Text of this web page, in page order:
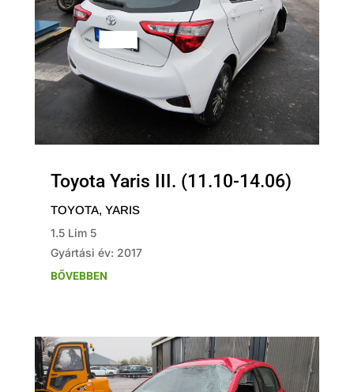
Toyota Yaris III. (11.10-14.06)
TOYOTA, YARIS
1.5 Lim 5
Gyártási év: 2017
BŐVEBBEN